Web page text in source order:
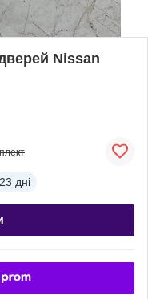
Nissan
23 дні